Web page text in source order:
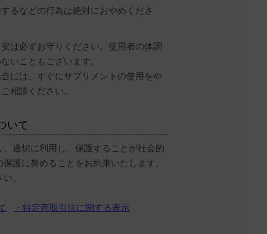
るなどの行為は絶対におやめくださ
は必ずお守りください。使用者の体調
いこともございます。
には、すぐにサプリメントの使用をや
相談ください。
いて
適切に利用し、保護することが社会的
護に努めることをお約束いたします。
。
・特定商取引法に関する表示